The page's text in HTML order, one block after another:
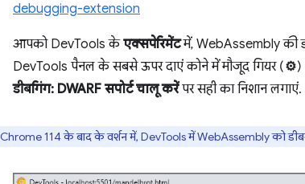
debugging-extension
आपको DevTools केएक्सपेरिमेंटमें, WebAssembly की
DevTools पैनल के सबसे ऊपर दाएं कोने में मौजूद गियर (⚙)
डीबगिंग: DWARF सपोर्ट चालू करेंपर सही का निशान लगाएं.
Chrome 114 के बाद के वर्शन में, DevTools में WebAssembly को